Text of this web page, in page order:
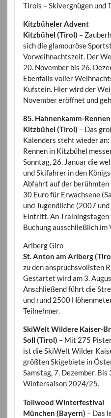
Tirols – Skivergnügen und
Kitzbüheler Advent
Kitzbühel (Tirol) –
sich die glamouröse
Vorweihnachtszeit. Der
20. November bis 26.
Ebenfalls voller
Kufstein. Hier wird der
November eröffnet und
85. Hahnenkamm-Rennen
Kitzbühel (Tirol) – Das
Kalenders steht wieder
Rennen in Kitzbühel
Sonntag, 26. Januar die
und Skifahrer in den
Abfahrt auf der
30 Euro für Erwachsene
und Jugendliche (2007
Eintritt. An
Buchung ausschließlich im
Arlberg Giro
St. Anton am Arlberg
zu den anspruchsvollsten
Gestartet wird am 3.
Anschließend führt die
und rund 2500
Teilnehmer.
SkiWelt Wildere Kaiser-
Soll (Tirol) – Mit 275
ist die SkiWelt Wilder
größten Skigebiete in
Samstag, 7. Dezember.
Wintersaison 2024/25.
Tollwood Winterfestival
München (Bayern) – Das